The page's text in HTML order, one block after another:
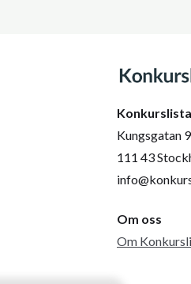
Kungsgatan 9
111 43
Om oss
Om